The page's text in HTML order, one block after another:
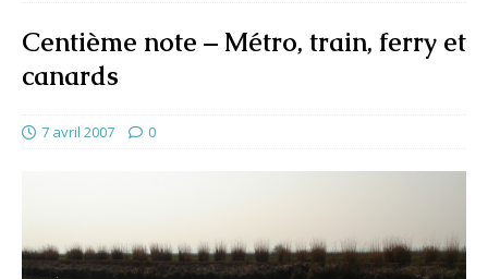
Centième note – Métro, train, ferry et
canards
7 avril 2007 0